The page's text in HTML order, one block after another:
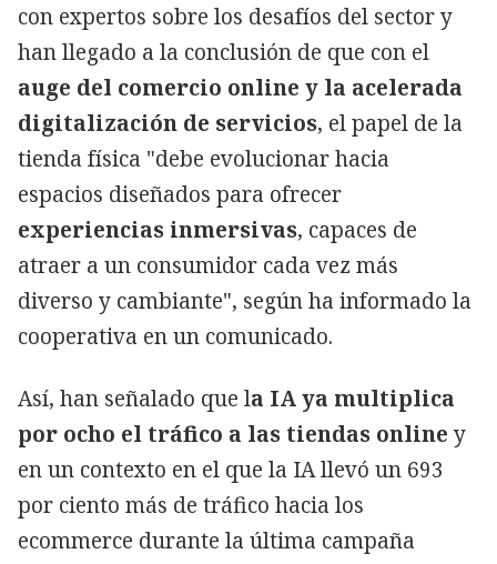
con expertos sobre los desafíos del sector y
han llegado a la conclusión de que con el
auge del comercio online y la acelerada
digitalización de servicios, el papel de la
tienda física "debe evolucionar hacia
espacios diseñados para ofrecer
experiencias inmersivas, capaces de
atraer a un consumidor cada vez más
diverso y cambiante", según ha informado la
cooperativa en un comunicado.
Así, han señalado que la IA ya multiplica
por ocho el tráfico a las tiendas online y
en un contexto en el que la IA llevó un 693
por ciento más de tráfico hacia los
ecommerce durante la última campaña